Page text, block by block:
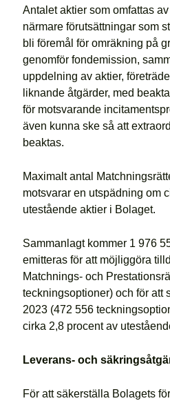
Antalet aktier som omfattas
närmare förutsättningar som
bli föremål för omräkning på
genomför fondemission,
uppdelning av aktier,
liknande åtgärder, med
för motsvarande
även kunna ske så att
beaktas.
Maximalt antal
motsvarar en utspädning om
utestående aktier i Bolaget.
Sammanlagt kommer 1 976
emitteras för att möjliggöra
Matchnings- och
teckningsoptioner) och för att
2023 (472 556
cirka 2,8 procent av
Leverans- och
För att säkerställa Bolagets